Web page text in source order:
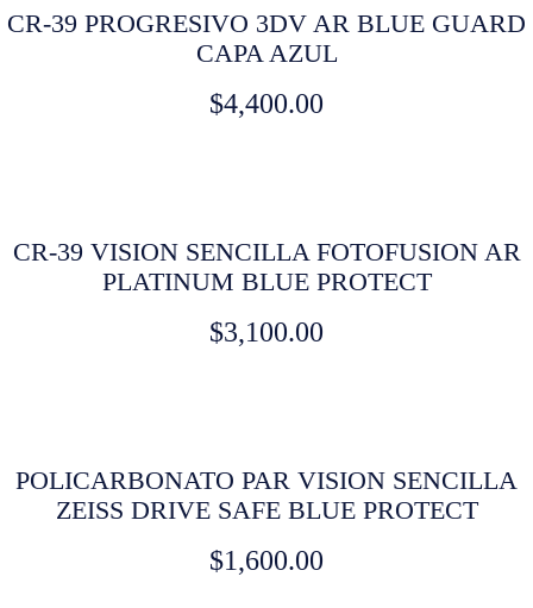
CR-39 PROGRESIVO 3DV AR BLUE GUARD
CAPA AZUL
$4,400.00
CR-39 VISION SENCILLA FOTOFUSION AR
PLATINUM BLUE PROTECT
$3,100.00
POLICARBONATO PAR VISION SENCILLA
ZEISS DRIVE SAFE BLUE PROTECT
$1,600.00